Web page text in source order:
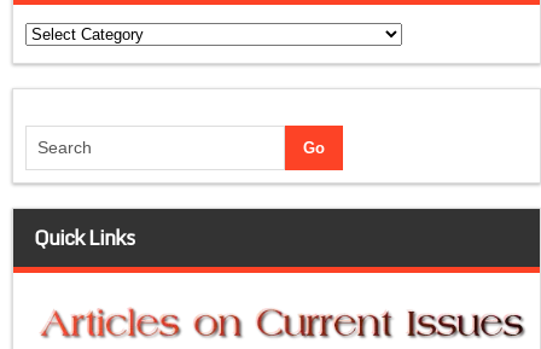
Categories
Quick Links